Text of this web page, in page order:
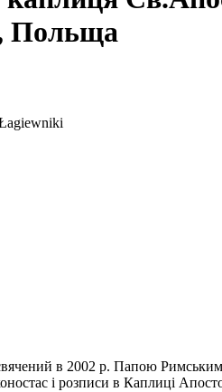
Польща
в 2002 р. Папою
і розписи в Каплиці